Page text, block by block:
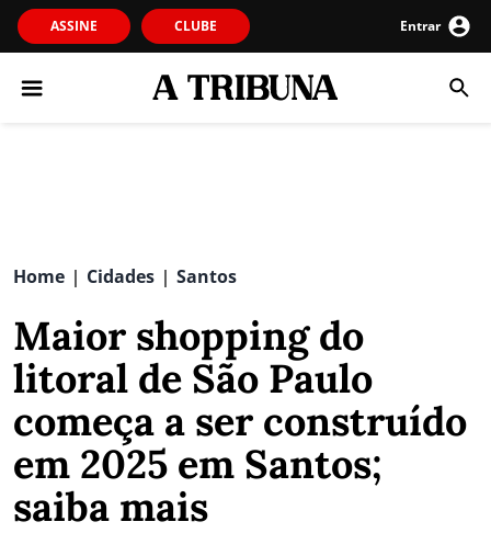
ASSINE CLUBE Entrar
Home | Cidades | Santos
Maior shopping do
litoral de São Paulo
começa a ser construído
em 2025 em Santos;
saiba mais